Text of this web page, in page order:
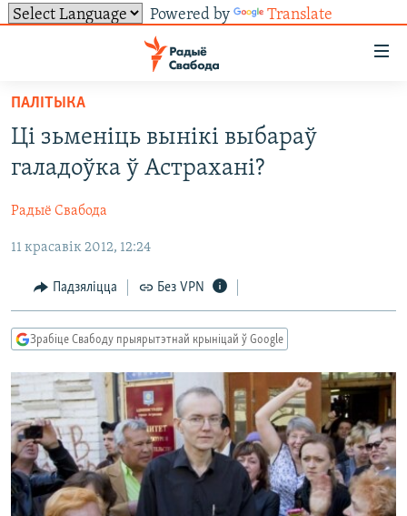
Powered by Translate
ўнівэрсальнага
доступу
Перайсьці
да
галоўнага
Перайсьці
да
навігацыі
Перайсьці
да
пошуку
ЛЮДЗІ
ПАЛІТЫКА
ЭКАНОМІКА
БЕЛАРУСЫ НА ВАЙНЕ
ПАЛІТВЯЗЬНІ
КУЛЬТУРА
КАЛЯНДАР
ТОЛЬКІ НА СВАБОДЗЕ
БЛОГІ
ГІСТОРЫЯ НА СВАБОДЗЕ
ПАДКАСТЫ
АЎДЫЁКНІГІ
PREMIUM
МОВА
НА ХВАЛЯХ СВАБОДЫ
АБЫСЬЦІ БЛЯКАВАНЬНЕ
ПАДЗЯЛІЦЦА ІНФАРМАЦЫЯЙ
ПАДПІСАЦЦА
RSS
ПАДКАСТЫ
TWITTER
Усе сайты РС/РСЭ
ПАЛІТЫКА
Ці зьменіць вынікі выбараў
галадоўка ў Астрахані?
Радыё Свабода
11 красавік 2012, 12:24
Падзяліцца Без VPN
Зрабіце Свабоду прыярытэтнай крыніцай ў Google